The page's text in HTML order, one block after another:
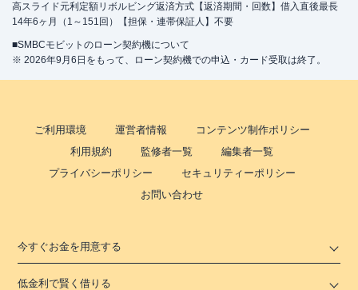
高スライド元利定額リボルビング返済方式【返済期間・回数】借入直後最長
14年6ヶ月（1～151回）【担保・連帯保証人】不要
■SMBCモビットのローン契約機について
※ 2026年9月6日をもって、ローン契約機での申込・カード受取は終了。
ご利用環境 運営者情報
コンテンツ制作ポリシー
利用規約
監修者一覧
編集者一覧
プライバシーポリシー
セキュリティーポリシー
お問い合わせ
今すぐお金を用意する
低金利で賢く借りる